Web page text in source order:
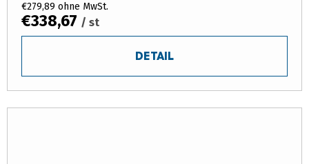
€279,89 ohne MwSt.
€338,67 / st
DETAIL